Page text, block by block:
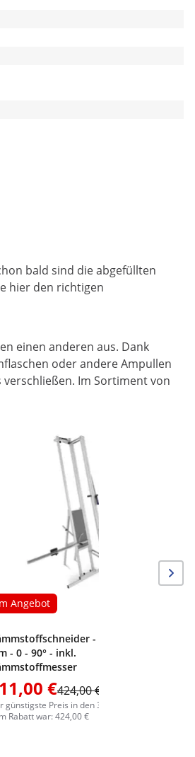
bald sind die abgefüllten
hier den richtigen
einen anderen aus. Dank
oder andere Ampullen
verschließen. Im Sortiment von
Angebot
- bis 1500
- 0 - 90° - inkl.
€424,00 €
günstigste Preis in den 30 Tagen vor
Rabatt war: 424,00 €